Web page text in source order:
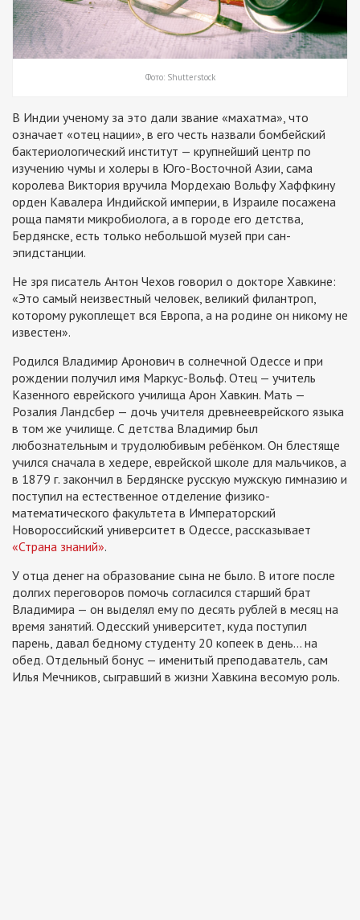
Фото: Shutterstock
В Индии ученому за это дали звание «махатма», что
означает «отец нации», в его честь назвали бомбейский
бактериологический институт — крупнейший центр по
изучению чумы и холеры в Юго-Восточной Азии, сама
королева Виктория вручила Мордехаю Вольфу Хаффкину
орден Кавалера Индийской империи, в Израиле посажена
роща памяти микробиолога, а в городе его детства,
Бердянске, есть только небольшой музей при сан­
эпидстанции.
Не зря писатель Антон Чехов говорил о докторе Хавкине:
«Это самый неизвестный человек, великий филантроп,
которому рукоплещет вся Европа, а на родине он никому не
известен».
Родился Владимир Аронович в солнечной Одессе и при
рождении получил имя Маркус-Вольф. Отец — учитель
Казенного еврейского училища Арон Хавкин. Мать —
Розалия Ландсбер — дочь учителя древнееврейского языка
в том же училище. С детства Владимир был
любознательным и трудолюбивым ребёнком. Он блестяще
учился сначала в хедере, еврейской школе для мальчиков, а
в 1879 г. закончил в Бердянске русскую мужскую гимназию и
поступил на естественное отделение физико-
математического факультета в Императорский
Новороссийский университет в Одессе, рассказывает
«Страна знаний».
У отца денег на образование сына не было. В итоге после
долгих переговоров помочь согласился старший брат
Владимира — он выделял ему по десять рублей в месяц на
время занятий. Одесский университет, куда поступил
парень, давал бедному студенту 20 копеек в день… на
обед. Отдельный бонус — именитый преподаватель, сам
Илья Мечников, сыгравший в жизни Хавкина весомую роль.